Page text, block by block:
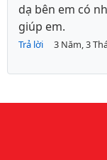
dạ bên em có
giúp em.
Trả lời 3 Năm, 3
Lý do chọn